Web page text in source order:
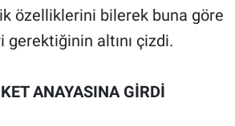
özelliklerini bilerek buna göre
altını çizdi.
ANAYASINA GİRDİ